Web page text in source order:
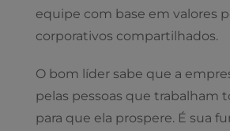
equipe com base em valores
corporativos compartilhados.
O bom líder sabe que a
pelas pessoas que trabalham
para que ela prospere. É sua